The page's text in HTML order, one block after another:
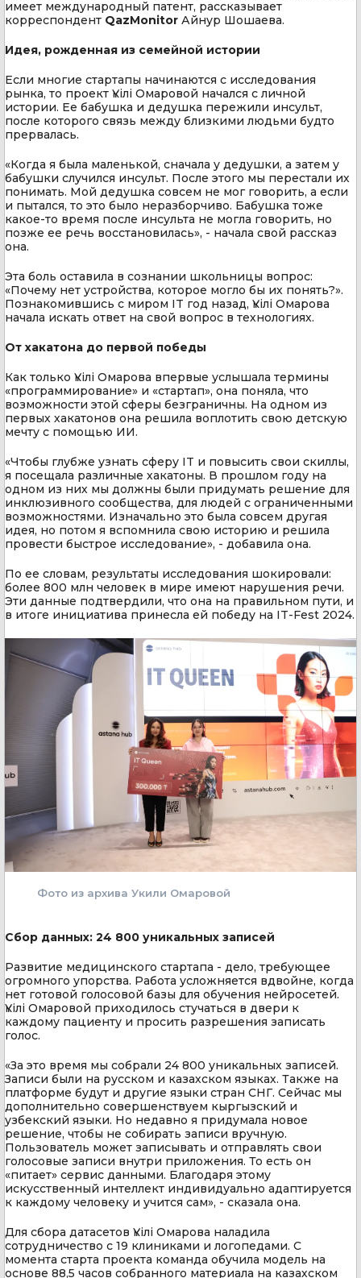
имеет международный патент, рассказывает
корреспондент QazMonitor Айнур Шошаева.
Идея, рожденная из семейной истории
Если многие стартапы начинаются с исследования
рынка, то проект Үкілі Омаровой начался с личной
истории. Ее бабушка и дедушка пережили инсульт,
после которого связь между близкими людьми будто
прервалась.
«Когда я была маленькой, сначала у дедушки, а затем у
бабушки случился инсульт. После этого мы перестали их
понимать. Мой дедушка совсем не мог говорить, а если
и пытался, то это было неразборчиво. Бабушка тоже
какое-то время после инсульта не могла говорить, но
позже ее речь восстановилась», - начала свой рассказ
она.
Эта боль оставила в сознании школьницы вопрос:
«Почему нет устройства, которое могло бы их понять?».
Познакомившись с миром IT год назад, Үкілі Омарова
начала искать ответ на свой вопрос в технологиях.
От хакатона до первой победы
Как только Үкілі Омарова впервые услышала термины
«программирование» и «стартап», она поняла, что
возможности этой сферы безграничны. На одном из
первых хакатонов она решила воплотить свою детскую
мечту с помощью ИИ.
«Чтобы глубже узнать сферу IT и повысить свои скиллы,
я посещала различные хакатоны. В прошлом году на
одном из них мы должны были придумать решение для
инклюзивного сообщества, для людей с ограниченными
возможностями. Изначально это была совсем другая
идея, но потом я вспомнила свою историю и решила
провести быстрое исследование», - добавила она.
По ее словам, результаты исследования шокировали:
более 800 млн человек в мире имеют нарушения речи.
Эти данные подтвердили, что она на правильном пути, и
в итоге инициатива принесла ей победу на ІT-Fest 2024.
Фото из архива Укили Омаровой
Сбор данных: 24 800 уникальных записей
Развитие медицинского стартапа - дело, требующее
огромного упорства. Работа усложняется вдвойне, когда
нет готовой голосовой базы для обучения нейросетей.
Үкілі Омаровой приходилось стучаться в двери к
каждому пациенту и просить разрешения записать
голос.
«За это время мы собрали 24 800 уникальных записей.
Записи были на русском и казахском языках. Также на
платформе будут и другие языки стран СНГ. Сейчас мы
дополнительно совершенствуем кыргызский и
узбекский языки. Но недавно я придумала новое
решение, чтобы не собирать записи вручную.
Пользователь может записывать и отправлять свои
голосовые записи внутри приложения. То есть он
«питает» сервис данными. Благодаря этому
искусственный интеллект индивидуально адаптируется
к каждому человеку и учится сам», - сказала она.
Для сбора датасетов Үкілі Омарова наладила
сотрудничество с 19 клиниками и логопедами. С
момента старта проекта команда обучила модель на
основе 88,5 часов собранного материала на казахском